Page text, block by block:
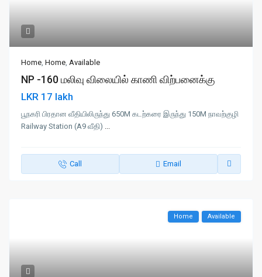
Home,Home,Available
NP -160 மலிவு விலையில் காணி விற்பனைக்கு
LKR 17 lakh
பூநகரி பிரதான வீதியிலிருந்து 650M கடற்கரை இருந்து 150M நாவற்குழி
Railway Station (A9 வீதி) ...
Call Email
Home Available